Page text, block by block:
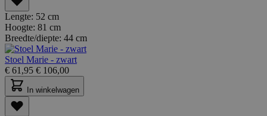
Lengte: 52 cm
Hoogte: 81 cm
Breedte/diepte: 44 cm
Stoel Marie - zwart
€ 61,95 € 106,00
In winkelwagen